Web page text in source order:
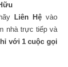
Liên Hệvào
nhà trực tiếp và
với 1 cuộc gọi